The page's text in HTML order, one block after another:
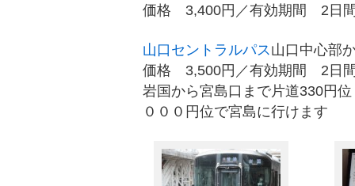
価格 3,400円／有効期間 2日
山口セントラルパス山口中心部
価格 3,500円／有効期間 2日
岩国から宮島口まで片道330円
０００円位で宮島に行けます